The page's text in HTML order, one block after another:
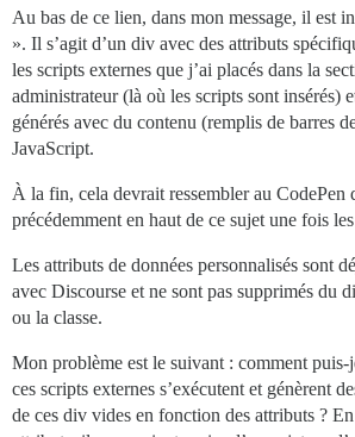
Au bas de ce lien, dans mon message, il est
». Il s’agit d’un div avec des attributs
les scripts externes que j’ai placés dans la
administrateur (là où les scripts sont insérés)
générés avec du contenu (remplis de barres
JavaScript.
À la fin, cela devrait ressembler au CodePen
précédemment en haut de ce sujet une fois
Les attributs de données personnalisés sont
avec Discourse et ne sont pas supprimés du
ou la classe.
Mon problème est le suivant : comment puis-
ces scripts externes s’exécutent et génèrent
de ces div vides en fonction des attributs ?